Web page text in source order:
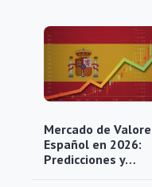
Mercado de
Español en 2026:
Predicciones y…